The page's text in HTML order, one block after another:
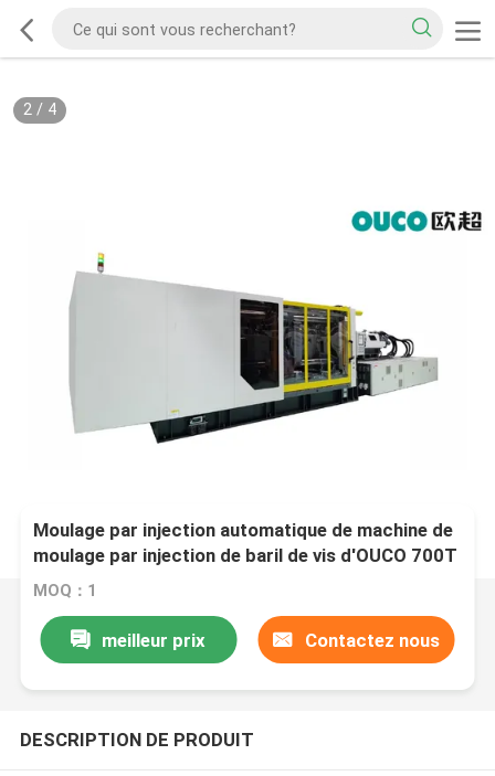
2/ 4
Moulage par injection automatique de machine de
moulage par injection de baril de vis d'OUCO 700T
MOQ：1
meilleur prix Contactez nous
DESCRIPTION DE PRODUIT